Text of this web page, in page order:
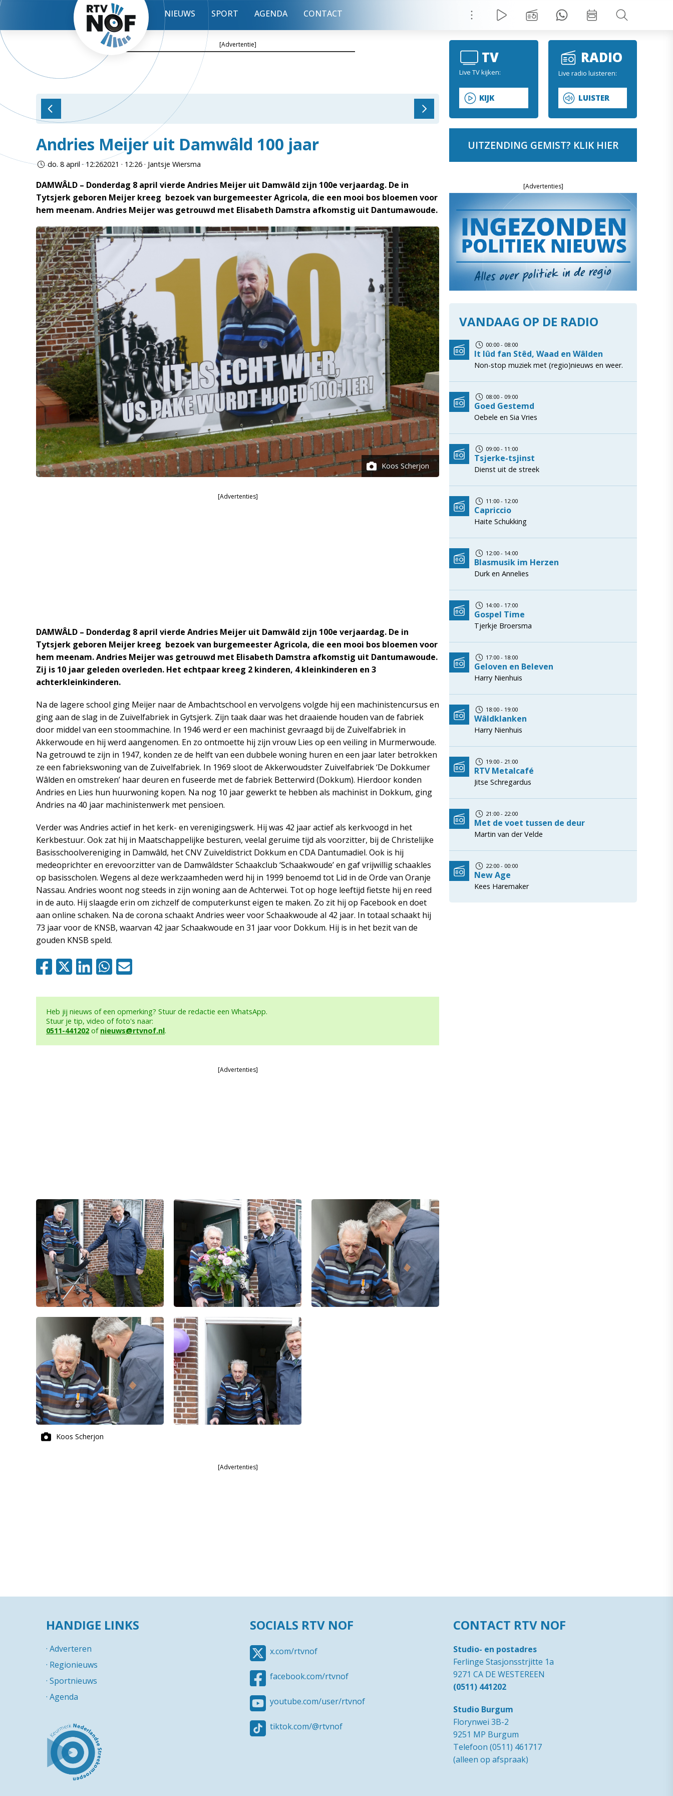
NIEUWS SPORT AGENDA CONTACT
[Advertentie]
Andries Meijer uit Damwâld 100 jaar
do. 8 april · 12:262021 · 12:26 · Jantsje Wiersma
DAMWÂLD – Donderdag 8 april vierde Andries Meijer uit Damwâld zijn 100e verjaardag. De in
Tytsjerk geboren Meijer kreeg bezoek van burgemeester Agricola, die een mooi bos bloemen voor
hem meenam. Andries Meijer was getrouwd met Elisabeth Damstra afkomstig uit Dantumawoude.
Koos Scherjon
[Advertenties]
DAMWÂLD – Donderdag 8 april vierde Andries Meijer uit Damwâld zijn 100e verjaardag. De in
Tytsjerk geboren Meijer kreeg bezoek van burgemeester Agricola, die een mooi bos bloemen voor
hem meenam. Andries Meijer was getrouwd met Elisabeth Damstra afkomstig uit Dantumawoude.
Zij is 10 jaar geleden overleden. Het echtpaar kreeg 2 kinderen, 4 kleinkinderen en 3
achterkleinkinderen.
Na de lagere school ging Meijer naar de Ambachtschool en vervolgens volgde hij een machinistencursus en
ging aan de slag in de Zuivelfabriek in Gytsjerk. Zijn taak daar was het draaiende houden van de fabriek
door middel van een stoommachine. In 1946 werd er een machinist gevraagd bij de Zuivelfabriek in
Akkerwoude en hij werd aangenomen. En zo ontmoette hij zijn vrouw Lies op een veiling in Murmerwoude.
Na getrouwd te zijn in 1947, konden ze de helft van een dubbele woning huren en een jaar later betrokken
ze een fabriekswoning van de Zuivelfabriek. In 1969 sloot de Akkerwoudster Zuivelfabriek ‘De Dokkumer
Wâlden en omstreken’ haar deuren en fuseerde met de fabriek Betterwird (Dokkum). Hierdoor konden
Andries en Lies hun huurwoning kopen. Na nog 10 jaar gewerkt te hebben als machinist in Dokkum, ging
Andries na 40 jaar machinistenwerk met pensioen.
Verder was Andries actief in het kerk- en verenigingswerk. Hij was 42 jaar actief als kerkvoogd in het
Kerkbestuur. Ook zat hij in Maatschappelijke besturen, veelal geruime tijd als voorzitter, bij de Christelijke
Basisschoolvereniging in Damwâld, het CNV Zuiveldistrict Dokkum en CDA Dantumadiel. Ook is hij
medeoprichter en erevoorzitter van de Damwâldster Schaakclub ‘Schaakwoude’ en gaf vrijwillig schaakles
op basisscholen. Wegens al deze werkzaamheden werd hij in 1999 benoemd tot Lid in de Orde van Oranje
Nassau. Andries woont nog steeds in zijn woning aan de Achterwei. Tot op hoge leeftijd fietste hij en reed
in de auto. Hij slaagde erin om zichzelf de computerkunst eigen te maken. Zo zit hij op Facebook en doet
aan online schaken. Na de corona schaakt Andries weer voor Schaakwoude al 42 jaar. In totaal schaakt hij
73 jaar voor de KNSB, waarvan 42 jaar Schaakwoude en 31 jaar voor Dokkum. Hij is in het bezit van de
gouden KNSB speld.
Heb jij nieuws of een opmerking? Stuur de redactie een WhatsApp.
Stuur je tip, video of foto's naar:
0511-441202 of nieuws@rtvnof.nl.
[Advertenties]
Koos Scherjon
[Advertenties]
TV
Live TV kijken:
KIJK
RADIO
Live radio luisteren:
LUISTER
UITZENDING GEMIST? KLIK HIER
[Advertenties]
VANDAAG OP DE RADIO
00:00 - 08:00
It lûd fan Stêd, Waad en Wâlden
Non-stop muziek met (regio)nieuws en weer.
08:00 - 09:00
Goed Gestemd
Oebele en Sia Vries
09:00 - 11:00
Tsjerke-tsjinst
Dienst uit de streek
11:00 - 12:00
Capriccio
Haite Schukking
12:00 - 14:00
Blasmusik im Herzen
Durk en Annelies
14:00 - 17:00
Gospel Time
Tjerkje Broersma
17:00 - 18:00
Geloven en Beleven
Harry Nienhuis
18:00 - 19:00
Wâldklanken
Harry Nienhuis
19:00 - 21:00
RTV Metalcafé
Jitse Schregardus
21:00 - 22:00
Met de voet tussen de deur
Martin van der Velde
22:00 - 00:00
New Age
Kees Haremaker
HANDIGE LINKS
· Adverteren
· Regionieuws
· Sportnieuws
· Agenda
SOCIALS RTV NOF
x.com/rtvnof
facebook.com/rtvnof
youtube.com/user/rtvnof
tiktok.com/@rtvnof
CONTACT RTV NOF
Studio- en postadres
Ferlinge Stasjonsstrjitte 1a
9271 CA DE WESTEREEN
(0511) 441202
Studio Burgum
Florynwei 3B-2
9251 MP Burgum
Telefoon (0511) 461717
(alleen op afspraak)